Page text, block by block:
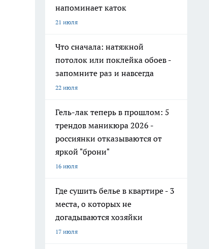
напоминает каток
21 июля
Что сначала: натяжной
потолок или поклейка обоев -
запомните раз и навсегда
22 июля
Гель-лак теперь в прошлом: 5
трендов маникюра 2026 -
россиянки отказываются от
яркой "брони"
16 июля
Где сушить белье в квартире - 3
места, о которых не
догадываются хозяйки
17 июля